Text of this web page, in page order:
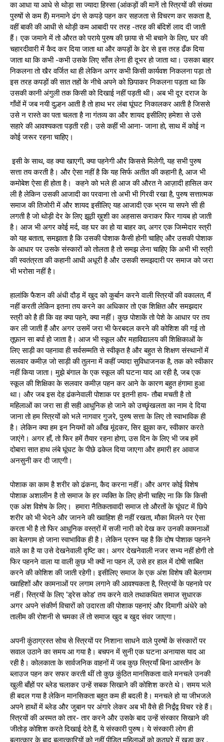
का आधा या आधे‌ से थोड़ा सा ज्यादा हिस्सा (आंकड़ों की मानें तो स्त्रियों की संख्या
पुरुषों से कम हैं) मनमाने ढंग से कपड़े पहन कर‌ सहजता से विचरण कर सकता है,
वहीं बाकी की आधी से थोड़ी कम आबादी पर तरह -तरह की बंदिशें लाद‌ दी जाती
हैं। एक जमाने में तो औरत को पराये पुरुष की छाया से भी बचाने के लिए, घर की
चहारदीवारी में कैद कर दिया जाता था और कपड़ों के‌ ढेर से इस तरह ढँक दिया
जाता था कि कभी -कभी उसके लिए साँस लेना ही दूभर हो जाता था। उसका बाहर
निकलना तो खैर वर्जित था ही लेकिन अगर कभी किसी कार्यवश निकलना पड़ा तो
इस तरह कपड़ों की सात तहों के नीचे अपने को छिपाकर निकलना पड़ता था कि
उसकी कानी अंगुली तक किसी को दिखाई नहीं पड़ती थी। अब भी दूर‌ दराज के
गाँवों में जब नयी दुल्हन आती है तो हाथ भर‌ लंबा घूंघट निकालकर आती है जिससे
उसे न रास्ते का पता चलता है‌ ना गंतव्य का और शायद इसीलिए हमेशा से उसे
सहारे की आवश्यकता पड़ती रही। उसे कहीं भी आना- जाना हो, साथ में कोई न
कोई जरूर रहना चाहिए।
इसी के साथ, वह क्या खाएगी, क्या पहनेगी और किससे मिलेगी, यह सभी पुरुष
सत्ता तय करती है। और ऐसा नहीं है कि यह सिर्फ अतीत की कहानी है, आज भी
कमोबेश ऐसा ही होता है। कहने को भले ही आज की औरत ने आज़ादी हासिल कर‌
ली है लेकिन उसकी आजादी का परवाना तो अभी भी गिरवी रखा है, पुरुष सत्तात्मक
समाज की तिजोरी में और शायद इसीलिए यह आजादी एक भ्रम या सपने सी ही
लगती है जो थोड़ी देर के लिए झूठी ख़ुशी का अहसास कराकर फिर गायब हो जाती
है। आज भी अगर कोई मर्द, वह घर का हो या बाहर का, अगर एक जिम्मेदार स्त्री
को यह बताता, समझाता है कि उसकी पोशाक कैसी होनी चाहिए और उसकी पोशाक
के आधार पर उसके संस्कारों को तोलता है तो समझ लेना चाहिए कि अभी भी स्त्री
की स्वतंत्रता की कहानी आधी अधूरी है और उसकी समझदारी पर समाज को जरा
भी भरोसा नहीं है।
हालांकि फैशन की अंधी दौड़ में खुद को कुर्बान करने वाली स्त्रियों की वकालत, मैं
नहीं करती लेकिन इतना तय करने का अधिकार तो एक शिक्षित और समझदार
स्त्री को है ही कि वह क्या पहने, क्या नहीं। कुछ पोशाकें तो पेशे के‌ आधार पर तय
कर‌ ली जाती हैं और अगर उसमें जरा भी फेरबदल करने की कोशिश की गई तो
तूफ़ान सा बर्पा हो जाता है। आज भी स्कूल और महाविद्यालय की शिक्षिकाओं के
लिए साड़ी का पहनावा ही सर्वसम्मति से स्वीकृत है और बहुत से शिक्षण संस्थानों में
सलवार कमीज़ जो साड़ी की तुलना में कहीं ज्यादा सुविधाजनक है, तक को स्वीकार
नहीं किया जाता। मुझे बंगाल के एक स्कूल की घटना याद आ रही है, जब एक
स्कूल की शिक्षिका के सलवार कमीज़ पहन कर आने के कारण बहुत हंगामा हुआ
था।‌ और जब इस देह ढंकनेवाली पोशाक‌ पर इतनी हाय- तौबा मचती है तो
महिलाओं का जरा सा ही सही आधुनिक हो जाने को उच्छृंखलता का नाम दे दिया
जाना तो हम स्त्रियों को भले नागवार गुजरे, पुरुष सत्ता के लिए तो स्वाभाविक ही
है। लेकिन क्या हम इन नियमों को आँख मूंदकर, सिर झुका कर, स्वीकार करते
जाएंगे। अगर हाँ, तो फिर हमें तैयार रहना होगा, उस दिन के लिए भी जब हमें
दोबारा सात हाथ लंबे घूंघट के पीछे ढकेल दिया जाएगा और हमारी हर आवाज
अनसुनी कर‌ दी जाएगी।
पोशाक का काम है शरीर को ढंकना, कैद करना नहीं। और अगर कोई विशेष
पोशाक अशालीन है तो समाज के हर व्यक्ति के लिए होनी चाहिए ना कि कि किसी
एक अंश विशेष के‌ लिए। हमारा नैतिकतावादी समाज तो औरतों के घूंघट में छिपे
शरीर को भी भेदने ‌और‌ जानने की ख्वाहिश ही‌ नहीं रखता, मौका मिलने पर‌ ऐसा
करता भी है तो फिर आधुनिक वस्त्रों में सजी नारी को देख कर उनकी कामनाओं
का बेलगाम हो जाना स्वाभाविक ही है। लेकिन प्रश्न यह है कि दोष पोशाक पहनने
वाले का है या उसे देखनेवाली दृष्टि का। अगर देखनेवाली नजर‌ सभ्य नहीं होगी तो
फिर पहनने वाला या वाली कुछ भी क्यों ना पहन लें, उसे हर हाल में दोषी साबित
करने की कोशिश की जाती रहेगी। इसीलिए समाज के एक अंश विशेष की बेलगाम
ख्वाहिशों और कामनाओं पर लगाम लगाने की आवश्यकता है, स्त्रियों के पहनावे पर
नहीं। स्त्रियों के लिए ‘ड्रेस कोड’ तय करने वाले तथाकथित समाज सुधारक
अगर अपने संकीर्ण विचारों को उदारता की पोशाक पहनाएं और दिमागी अंधेरे को
तालीम की रोशनी से चमका लें तो समाज खुद ब खुद संवर जाएगा।
अपनी कुंठाग्रस्त सोच से स्त्रियों पर निशाना साधने वाले पुरुषों के संस्कारों पर
सवाल उठाने का समय आ गया है। बचपन में सुनी एक घटना अनायास याद आ
रही है। कोलकाता के सार्वजनिक वाहनों में जब कुछ स्त्रियाँ बिना आस्तीन के
ब्लाउज पहन कर सफर करती थीं तो कुछ कुंठित मानसिकता वाले मनचले उनकी
खुली बाँहों पर ब्लेड चलाकर उन्हें सबक सिखाने की कोशिश करते थे। समय भले
ही बदल गया है लेकिन मानसिकता बहुत कम ही बदली है। मनचले हो या जीभजले
अपने हाथों में ब्लेड और जुबान पर अंगारे लेकर अब भी वैसे ही निर्द्वंद्व विचर रहे हैं।
स्त्रियों की अस्मत को तार- तार करने और उसके बाद उन्हें संस्कार सिखाने की
जीतोड़ कोशिश करते दिखाई देते हैं, ये संस्कारी पुरुष। ये संस्कारी लोग ही
बलात्कार के बाद बलात्कारियों को नहीं पीड़ित महिलाओं को कठघरे में खड़ा कर ,